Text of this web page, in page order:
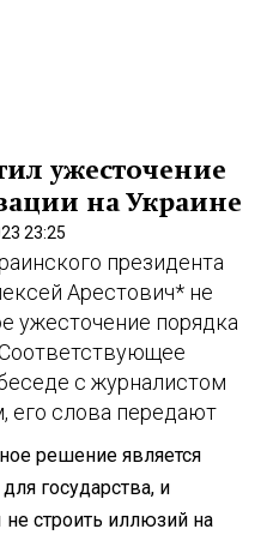
ужесточение
на Украине
23:25
президента
Арестович* не
ужесточение порядка
с журналистом
его слова передают
решение является
государства, и
строить иллюзий на